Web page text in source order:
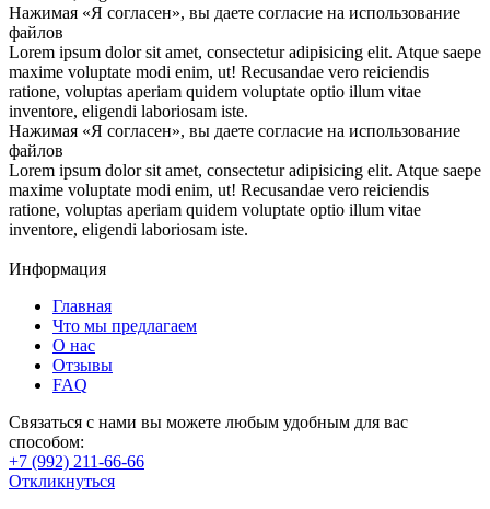
Нажимая «Я согласен», вы даете согласие на использование
файлов
Lorem ipsum dolor sit amet, consectetur adipisicing elit. Atque saepe
maxime voluptate modi enim, ut! Recusandae vero reiciendis
ratione, voluptas aperiam quidem voluptate optio illum vitae
inventore, eligendi laboriosam iste.
Нажимая «Я согласен», вы даете согласие на использование
файлов
Lorem ipsum dolor sit amet, consectetur adipisicing elit. Atque saepe
maxime voluptate modi enim, ut! Recusandae vero reiciendis
ratione, voluptas aperiam quidem voluptate optio illum vitae
inventore, eligendi laboriosam iste.
Информация
Главная
Что мы предлагаем
О нас
Отзывы
FAQ
Связаться с нами вы можете любым удобным для вас
способом:
+7 (992) 211-66-66
Откликнуться